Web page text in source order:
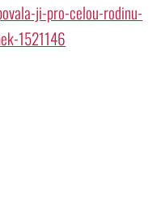
ji-pro-celou-rodinu-
1521146